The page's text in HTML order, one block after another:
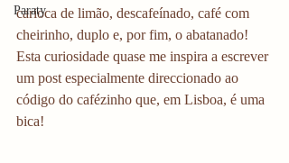
Paraty
carioca de limão, descafeínado, café com
cheirinho, duplo e, por fim, o abatanado!
Esta curiosidade quase me inspira a escrever
um post especialmente direccionado ao
código do cafézinho que, em Lisboa, é uma
bica!